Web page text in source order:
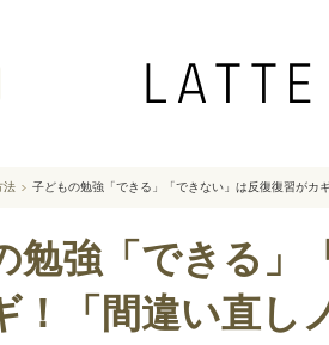
法 子どもの勉強「できる」「できない」は反復復習がカ
勉強「できる」
！「間違い直し